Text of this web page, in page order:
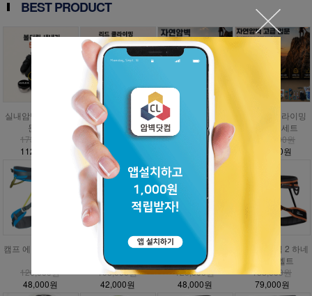
BEST PRODUCT
실내암벽 볼더링 입
문세트
173,000원
112,500원
인공외벽 클라이밍
입문세트
797,000원
358,700원
자연암벽 클라이밍
입문세트
1,009,000원
454,100원
자연암벽 클라이밍
고급 입문세트
1,476,000원
885,600원
캠프 에너지 CR3 하
120,000원
48,000원
캠프 에너지 하네스
안전벨트
105,000원
42,000원
캠프 에너지 주니어
하네스
120,000원
48,000원
DMM 매버릭 2 하네
스 안전벨트
158,000원
79,000원